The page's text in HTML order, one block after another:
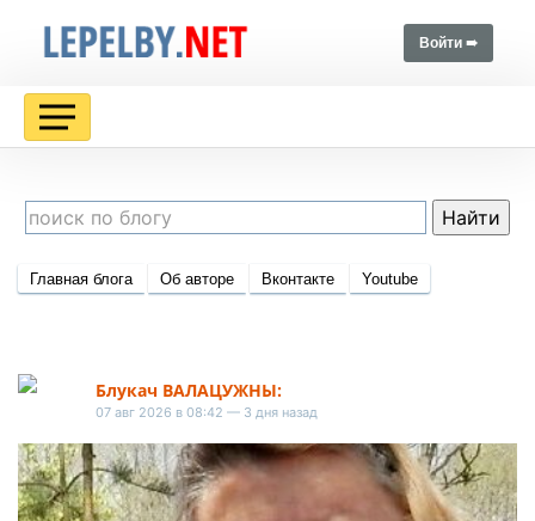
Войти ➠
Главная блога Об авторе Вконтакте Youtube
Блукач ВАЛАЦУЖНЫ:
07 авг 2026 в 08:42 — 3 дня назад